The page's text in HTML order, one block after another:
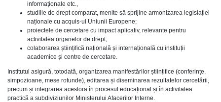
informaționale etc.,
studiile de drept comparat, menite să sprijine armonizarea legislației
naționale cu acquis-ul Uniunii Europene;
proiectele de cercetare cu impact aplicativ, relevante pentru
activitatea organelor de drept;
colaborarea științifică națională și internațională cu instituții
academice și centre de cercetare.
Institutul asigură, totodată, organizarea manifestărilor științifice (conferințe,
simpozioane, mese rotunde), editarea și diseminarea rezultatelor cercetării,
precum și integrarea acestora în procesul educațional și în activitatea
practică a subdiviziunilor Ministerului Afacerilor Interne.